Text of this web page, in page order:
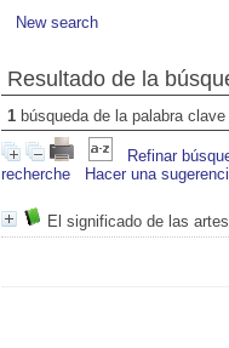
New search
Resultado de la
1 búsqueda de la palabra clave
Refinar
recherche
Hacer una
El significado de las